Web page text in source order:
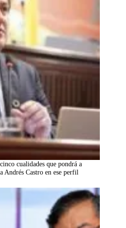
cualidades que pondrá a
Andrés Castro en ese perfil